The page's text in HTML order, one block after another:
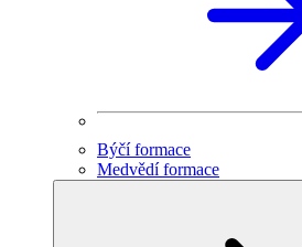
Býčí formace
Medvědí formace